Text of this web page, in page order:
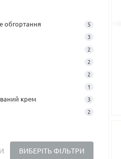
обгортання 5
3
2
2
2
1
крем 3
2
ВИБЕРІТЬ ФІЛЬТРИ